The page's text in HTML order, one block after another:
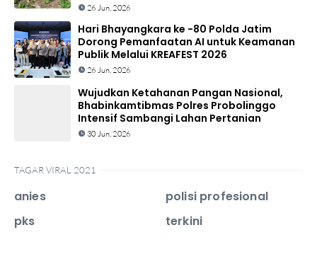
26 Jun, 2026
Hari Bhayangkara ke -80 Polda Jatim
Dorong Pemanfaatan AI untuk Keamanan
Publik Melalui KREAFEST 2026
26 Jun, 2026
Wujudkan Ketahanan Pangan Nasional,
Bhabinkamtibmas Polres Probolinggo
Intensif Sambangi Lahan Pertanian
30 Jun, 2026
TAGAR VIRAL 2021
anies
pks
polisi profesional
terkini